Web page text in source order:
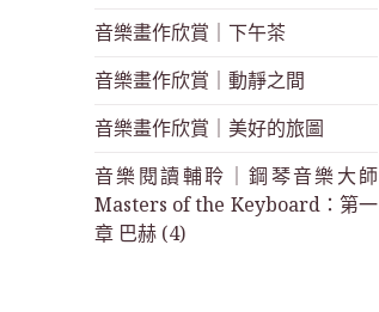
音樂畫作欣賞｜下午茶
音樂畫作欣賞｜動靜之間
音樂畫作欣賞｜美好的旅圖
音樂閱讀輔聆｜鋼琴音樂大師
Masters of the Keyboard：第一
章 巴赫 (4)